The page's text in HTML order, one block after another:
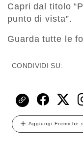
Capri dal titolo
punto di vista”.
Guarda tutte le
CONDIVIDI SU:
Aggiungi Formiche